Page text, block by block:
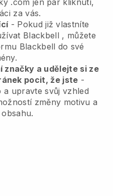
.com jen pár kliknutí,
za vás.
- Pokud již vlastníte
Blackbell , můžete
Blackbell do své
značky a udělejte si ze
pocit, že jste -
a upravte svůj vzhled
změny motivu a